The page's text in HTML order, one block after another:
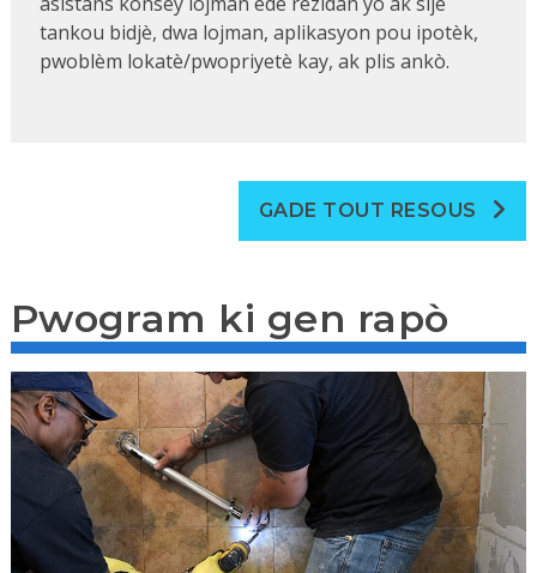
tankou bidjè, dwa lojman, aplikasyon pou ipotèk,
pwoblèm lokatè/pwopriyetè kay, ak plis ankò.
GADE TOUT RESOUS
Pwogram ki gen rapò